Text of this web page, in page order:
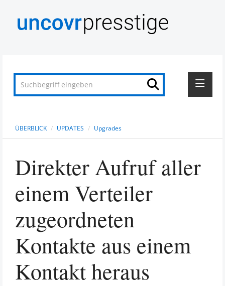
AKTUELLES
Upgrades
FEATURES
ÜBERBLICK / UPDATES / Upgrades
Direkter Aufruf aller
einem Verteiler
zugeordneten
Kontakte aus einem
Kontakt heraus